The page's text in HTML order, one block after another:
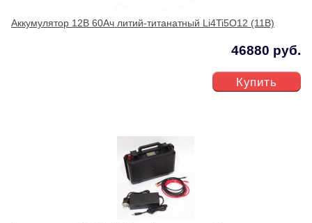
Аккумулятор 12В 60Ач литий-титанатный Li4Ti5O12 (11В)
46880 руб.
Купить